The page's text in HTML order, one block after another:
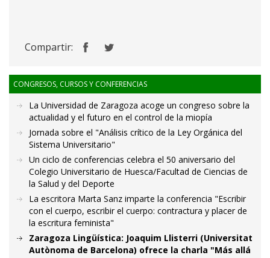
Compartir:
CONGRESOS, CURSOS Y CONFERENCIAS
La Universidad de Zaragoza acoge un congreso sobre la
actualidad y el futuro en el control de la miopía
Jornada sobre el "Análisis crítico de la Ley Orgánica del
Sistema Universitario"
Un ciclo de conferencias celebra el 50 aniversario del
Colegio Universitario de Huesca/Facultad de Ciencias de
la Salud y del Deporte
La escritora Marta Sanz imparte la conferencia "Escribir
con el cuerpo, escribir el cuerpo: contractura y placer de
la escritura feminista"
Zaragoza Lingüística: Joaquim Llisterri (Universitat
Autònoma de Barcelona) ofrece la charla "Más allá